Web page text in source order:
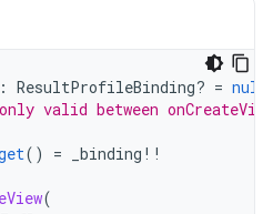
: ResultProfileBinding? = null
valid between
() = _binding !!
(